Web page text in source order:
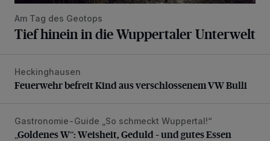
Am Tag des Geotops
Tief hinein in die Wuppertaler Unterwelt
Feuerwehr befreit Kind aus verschlossenem VW Bulli
Heckinghausen
Feuerwehr befreit Kind aus verschlossenem VW Bulli
„Goldenes W“: Weisheit, Geduld – und gutes Essen
Gastronomie-Guide „So schmeckt Wuppertal!“
„Goldenes W“: Weisheit, Geduld – und gutes Essen